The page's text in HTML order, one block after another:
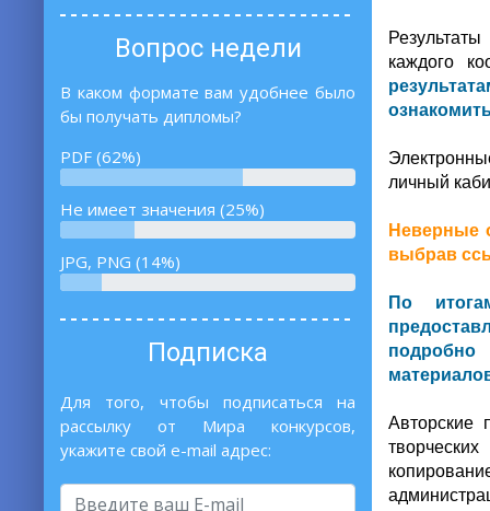
Вопрос недели
В каком формате вам удобнее было
бы получать дипломы?
PDF (62%)
Не имеет значения (25%)
JPG, PNG (14%)
Подписка
Для того, чтобы подписаться на
рассылку от Мира конкурсов,
укажите свой e-mail адрес:
каждого
личный
Неверные
выбрав
По
подробно
Авторские